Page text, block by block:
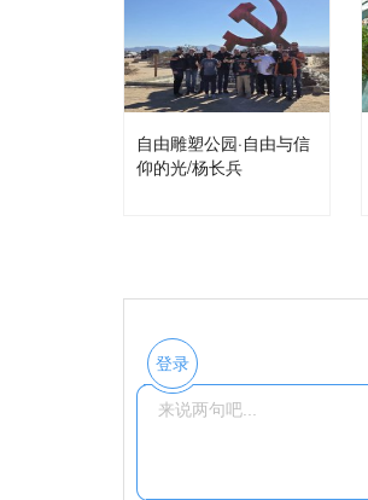
自由雕塑公园·自由与信
仰的光/杨长兵
登录